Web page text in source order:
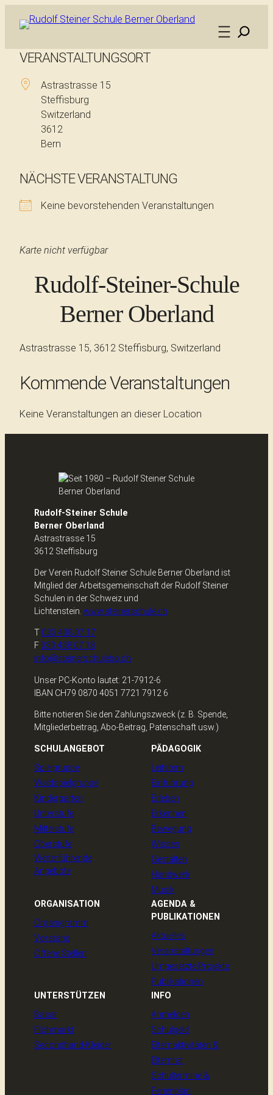
VERANSTALTUNGSORT
Astrastrasse 15
Steffisburg
Switzerland
3612
Bern
NÄCHSTE VERANSTALTUNG
Keine bevorstehenden Veranstaltungen
Karte nicht verfügbar
Rudolf-Steiner-Schule
Berner Oberland
Astrastrasse 15, 3612 Steffisburg, Switzerland
Kommende Veranstaltungen
Keine Veranstaltungen an dieser Location
Rudolf-Steiner Schule
Berner Oberland
Astrastrasse 15
3612 Steffisburg
Der Verein Rudolf Steiner Schule Berner Oberland ist
Mitglied der Arbeitsgemeinschaft der Rudolf Steiner
Schulen in der Schweiz und
Lichtenstein. www.steinerschule.ch
T 033 438 07 17
F 033 438 07 18
info@steinerschulebo.ch
Unser PC-Konto lautet: 21-7912-6
IBAN CH79 0870 4051 7721 7912 6
Bitte notieren Sie den Zahlungszweck (z. B. Spende,
Mitgliederbeitrag, Abo-Beitrag, Patenschaft usw.)
SCHULANGEBOT
Spielgruppe
Waldspielgruppe
Kindergarten
Unterstufe
Mittelstufe
Oberstufe
Weiterführende
Angebote
PÄDAGOGIK
Leitstern
Einführung
Erleben
Erkennen
Bewegung
Wissen
Gestalten
Handwerk
Musik
ORGANISATION
Organigramm
Vorstand
Offene Stellen
AGENDA &
PUBLIKATIONEN
Aktuelles
Veranstaltungen
Umgesetzte Projekte
Publikationen
UNTERSTÜTZEN
Basar
Flohmarkt
Secondhand-Kleider
INFO
Anmelden
Schulgeld
Elternaktivitäten &
Elternrat
Schultermine &
Ferienplan